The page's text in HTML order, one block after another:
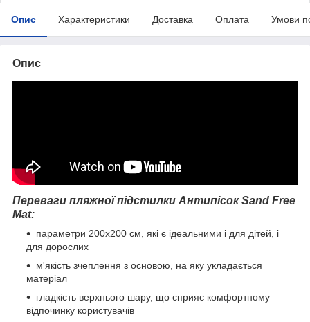
Опис Характеристики Доставка Оплата Умови
Опис
Переваги пляжної підстилки Антипісок Sand Free
Mat:
параметри 200х200 см, які є ідеальними і для дітей, і
для дорослих
м'якість зчеплення з основою, на яку укладається
матеріал
гладкість верхнього шару, що сприяє комфортному
відпочинку користувачів